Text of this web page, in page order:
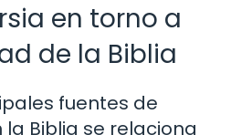
en torno a
de la Biblia
fuentes de
Biblia se relaciona